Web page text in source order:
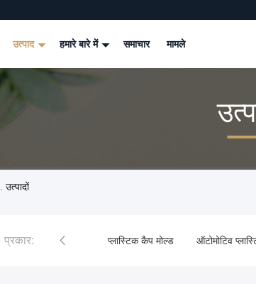
उत्पाद हमारे बारे में समाचार मामले
प्रकार:
प्लास्टिक इंजेक्शन मोल्ड प्लास्टिक कैप मोल्ड ऑटोमोटिव